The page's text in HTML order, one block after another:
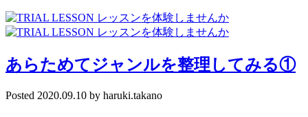
あらためてジャンルを整理してみる①
Posted 2020.09.10 by haruki.takano